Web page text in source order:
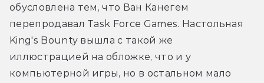
обусловлена тем, что Ван Канегем
перепродавал Task Force Games. Настольная
King's Bounty вышла с такой же
иллюстрацией на обложке, что и у
компьютерной игры, но в остальном мало